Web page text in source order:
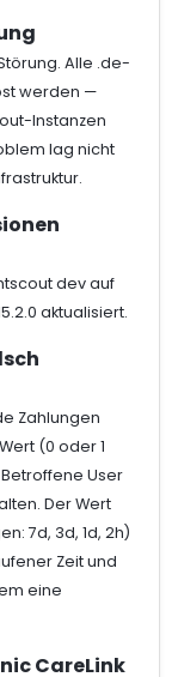
Alle .de-
werden —
Instanzen
lag nicht
dev auf
aktualisiert.
Zahlungen
(0 oder 1
User
Der Wert
7d, 3d, 1d, 2h)
Zeit und
eine
CareLink